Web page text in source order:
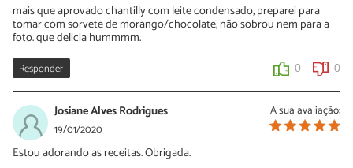
mais que aprovado chantilly com leite condensado, preparei para
tomar com sorvete de morango/chocolate, não sobrou nem para a
foto. que delicia hummmm.
Responder 0 0
A sua avaliação:
Josiane Alves Rodrigues
19/01/2020
Estou adorando as receitas. Obrigada.